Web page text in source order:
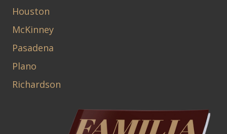
Houston
McKinney
Pasadena
Plano
Richardson